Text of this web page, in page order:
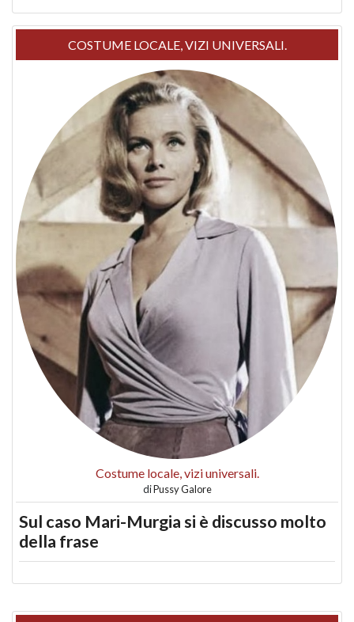
COSTUME LOCALE, VIZI UNIVERSALI.
Costume locale, vizi universali.
diPussy Galore
Sul caso Mari-Murgia si è discusso molto
della frase